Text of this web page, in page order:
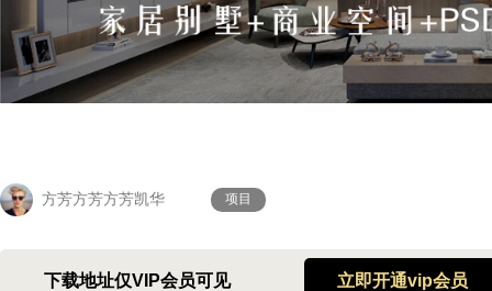
方芳方芳方芳凯华 项目
下载地址仅VIP会员可见 立即开通vip会员